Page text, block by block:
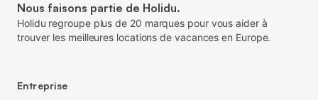
Nous faisons partie de Holidu.
Holidu regroupe plus de 20 marques pour vous aider à
trouver les meilleures locations de vacances en Europe.
Entreprise